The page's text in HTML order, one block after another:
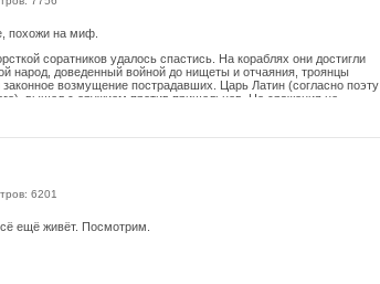
похожи на миф.
соратников удалось спастись. На кора­блях они достигли
народ, доведенный войной до нищеты и отчаяния, троянцы
возму­щение пострадавших. Царь Латин (согласно поэту
вышел с оружием против пришельцев. Но сражения не
основал городок, назвав его именем жены. Вскоре у них
6201
ещё живёт. Посмотрим.